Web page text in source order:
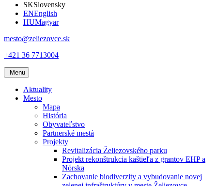
SKSlovensky
ENEnglish
HUMagyar
mesto@zeliezovce.sk
+421 36 7713004
Menu
Aktuality
Mesto
Mapa
História
Obyvateľstvo
Partnerské mestá
Projekty
Revitalizácia Želiezovského parku
Projekt rekonštrukcia kaštieľa z grantov EHP a
Nórska
Zachovanie biodiverzity a vybudovanie novej